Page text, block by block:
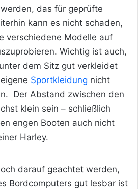
werden, das für geprüfte
kann es nicht schaden,
verschiedene Modelle auf
Wichtig ist auch,
dem Sitz gut verkleidet
Sportkleidung nicht
Der Abstand zwischen den
klein sein – schließlich
engen Booten auch nicht
Harley.
darauf geachtet werden,
Bordcomputers gut lesbar ist